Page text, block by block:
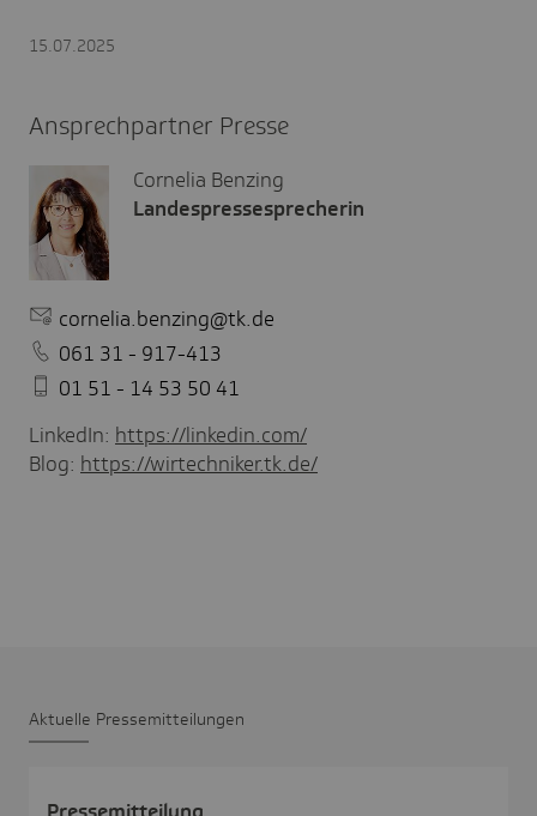
15.07.2025
Ansprechpartner Presse
Cornelia Benzing
Landespressesprecherin
cornelia.benzing@tk.de
061 31 - 917-413
01 51 - 14 53 50 41
LinkedIn: https://linkedin.com/
Blog: https://wirtechniker.tk.de/
Aktu­elle Pres­se­mit­tei­lungen